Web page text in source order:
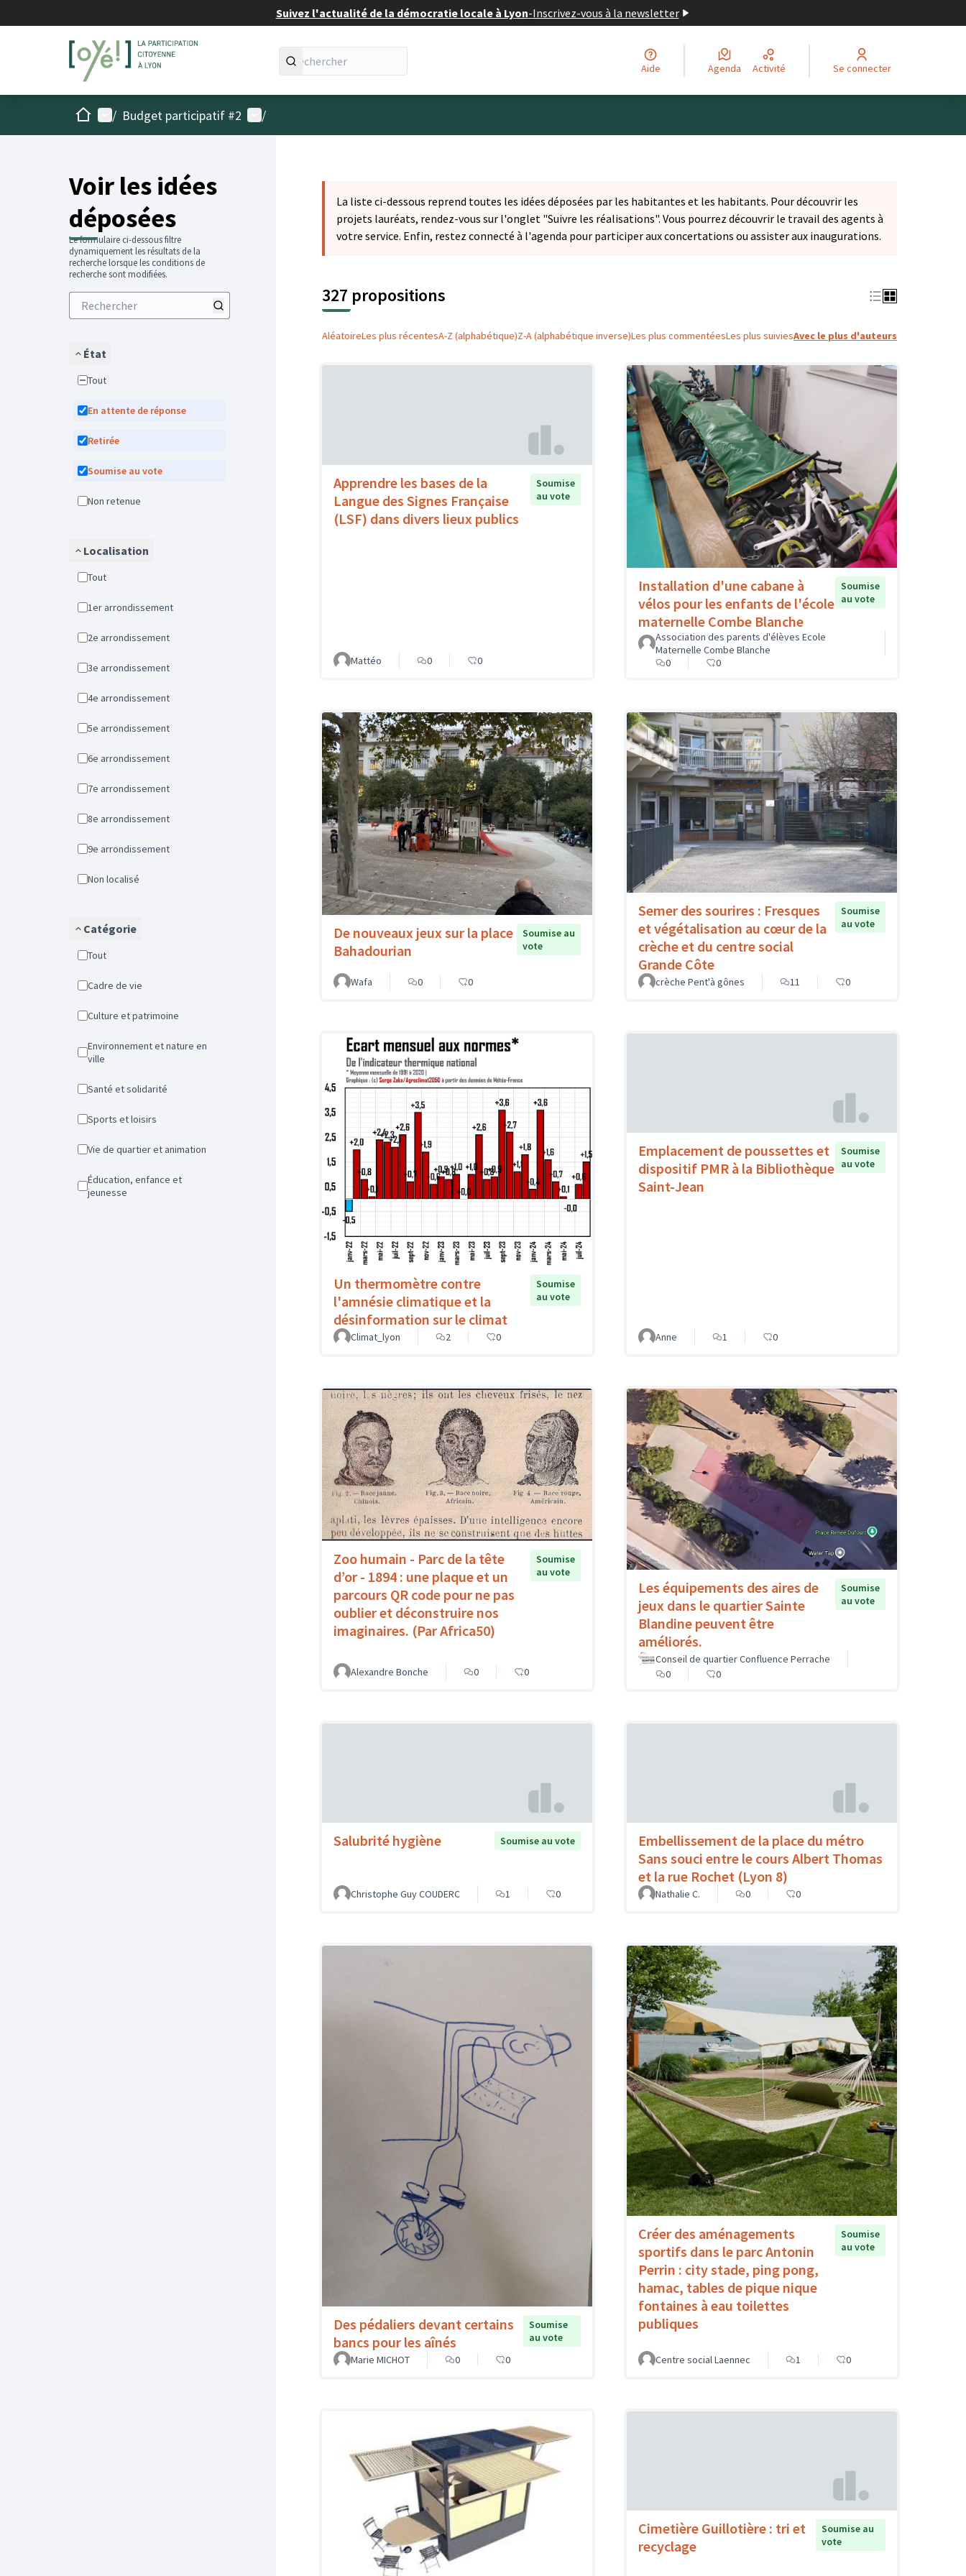
Suivez l'actualité de la démocratie locale à Lyon-Inscrivez-vous à la newsletter
Aide Agenda Activité Se connecter
AccueilMenu principal
/ Budget participatif #2 Menu utilisateur
/
Voir les idées
déposées
Le formulaire ci-dessous filtre
dynamiquement les résultats de la
recherche lorsque les conditions de
recherche sont modifiées.
État
Tout
En attente de réponse
Retirée
Soumise au vote
Non retenue
Localisation
Tout
1er arrondissement
2e arrondissement
3e arrondissement
4e arrondissement
5e arrondissement
6e arrondissement
7e arrondissement
8e arrondissement
9e arrondissement
Non localisé
Catégorie
Tout
Cadre de vie
Culture et patrimoine
Environnement et nature en
ville
Santé et solidarité
Sports et loisirs
Vie de quartier et animation
Éducation, enfance et
jeunesse
La liste ci-dessous reprend toutes les idées déposées par les habitantes et les habitants. Pour découvrir les
projets lauréats, rendez-vous sur l'onglet "Suivre les réalisations". Vous pourrez découvrir le travail des agents à
votre service. Enfin, restez connecté à l'agenda pour participer aux concertations ou assister aux inaugurations.
327 propositions
AléatoireLes plus récentesA-Z (alphabétique)Z-A (alphabétique inverse)Les plus commentéesLes plus suiviesAvec le plus d'auteurs
Apprendre les bases de la
Langue des Signes Française
(LSF) dans divers lieux publics
Soumise
au vote
Mattéo 0 0
Installation d'une cabane à
vélos pour les enfants de l'école
maternelle Combe Blanche
Soumise
au vote
Association des parents d'élèves Ecole
Maternelle Combe Blanche
0
0
De nouveaux jeux sur la place
Bahadourian
Soumise au
vote
Wafa 0 0
Semer des sourires : Fresques
et végétalisation au cœur de la
crèche et du centre social
Grande Côte
Soumise
au vote
crèche Pent'à gônes 11 0
Un thermomètre contre
l'amnésie climatique et la
désinformation sur le climat
Soumise
au vote
Climat_lyon 2 0
Emplacement de poussettes et
dispositif PMR à la Bibliothèque
Saint-Jean
Soumise
au vote
Anne 1 0
Zoo humain - Parc de la tête
d’or - 1894 : une plaque et un
parcours QR code pour ne pas
oublier et déconstruire nos
imaginaires. (Par Africa50)
Soumise
au vote
Alexandre Bonche 0 0
Les équipements des aires de
jeux dans le quartier Sainte
Blandine peuvent être
améliorés.
Soumise
au vote
Conseil de quartier Confluence Perrache
0
0
Salubrité hygiène Soumise au vote
Christophe Guy COUDERC 1 0
Embellissement de la place du métro
Sans souci entre le cours Albert Thomas
et la rue Rochet (Lyon 8)
Nathalie C. 0 0
Des pédaliers devant certains
bancs pour les aînés
Soumise
au vote
Marie MICHOT
0 0
Créer des aménagements
sportifs dans le parc Antonin
Perrin : city stade, ping pong,
hamac, tables de pique nique
fontaines à eau toilettes
publiques
Soumise
au vote
Centre social Laennec 1 0
Cimetière Guillotière : tri et
recyclage
Soumise au
vote